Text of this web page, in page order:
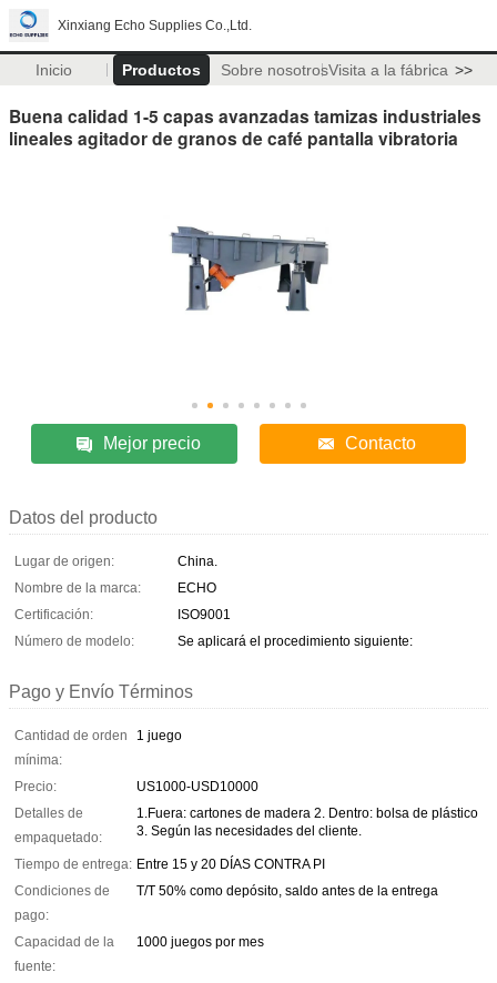
Xinxiang Echo Supplies Co.,Ltd.
Inicio Productos Sobre nosotrosVisita a la fábrica >>
Buena calidad 1-5 capas avanzadas tamizas industriales
lineales agitador de granos de café pantalla vibratoria
Mejor precio Contacto
Datos del producto
Lugar de origen:
China.
Nombre de la marca:
ECHO
Certificación:
ISO9001
Número de modelo:
Se aplicará el procedimiento siguiente:
Pago y Envío Términos
Cantidad de orden
mínima:
1 juego
Precio:
US1000-USD10000
Detalles de
empaquetado:
1.Fuera: cartones de madera 2. Dentro: bolsa de plástico
3. Según las necesidades del cliente.
Tiempo de entrega: Entre 15 y 20 DÍAS CONTRA PI
Condiciones de
pago:
T/T 50% como depósito, saldo antes de la entrega
Capacidad de la
fuente:
1000 juegos por mes